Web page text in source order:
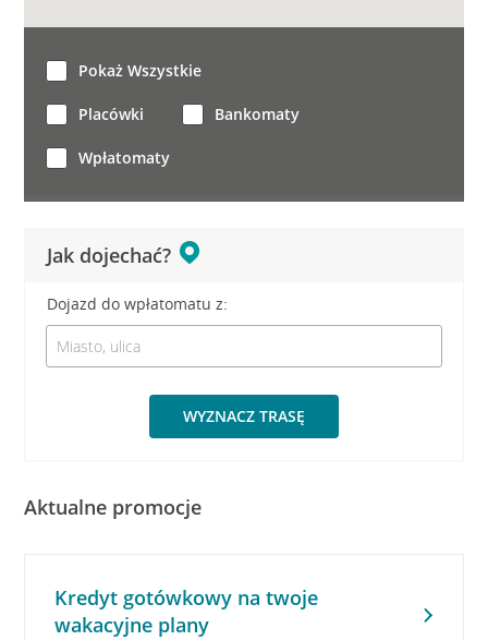
Jak dojechać?
Dojazd do wpłatomatu z:
WYZNACZ TRASĘ
Pokaż Wszystkie
Placówki Bankomaty
Wpłatomaty
Aktualne promocje
Kredyt gotówkowy na twoje
wakacyjne plany